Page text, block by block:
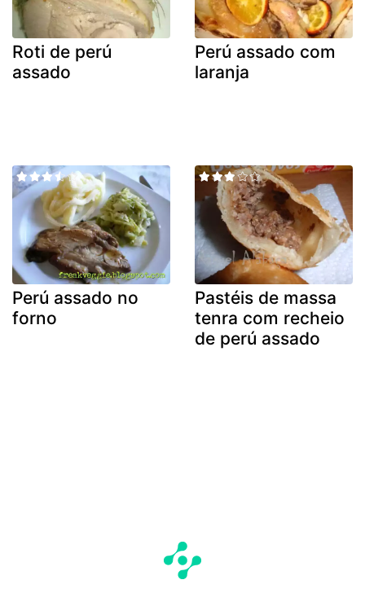
Roti de perú
assado
Perú assado com
laranja
Perú assado no
forno
Pastéis de massa
tenra com recheio
de perú assado